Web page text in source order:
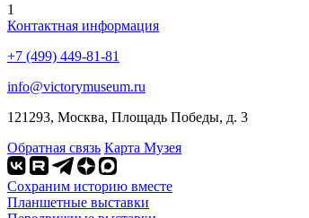
1
Контактная информация
+7 (499) 449-81-81
info@victorymuseum.ru
121293, Москва, Площадь Победы, д. 3
Обратная связь Карта Музея
Сохраним историю вместе
Планшетные выставки